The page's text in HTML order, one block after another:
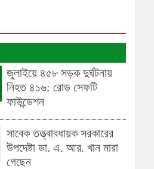
জুলাইয়ে ৪৫৮ সড়ক দুর্ঘটনায়
নিহত ৪১৬: রোড সেফটি
ফাউন্ডেশন
সাবেক তত্ত্বাবধায়ক সরকারের
উপদেষ্টা ডা. এ. আর. খান মারা
গেছেন